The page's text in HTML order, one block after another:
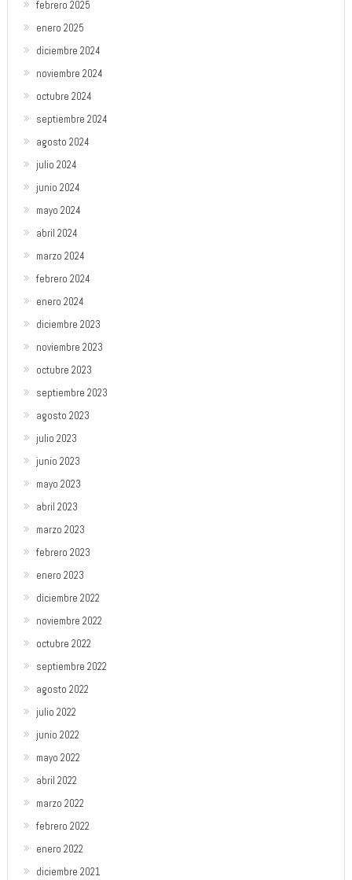
febrero 2025
enero 2025
diciembre 2024
noviembre 2024
octubre 2024
septiembre 2024
agosto 2024
julio 2024
junio 2024
mayo 2024
abril 2024
marzo 2024
febrero 2024
enero 2024
diciembre 2023
noviembre 2023
octubre 2023
septiembre 2023
agosto 2023
julio 2023
junio 2023
mayo 2023
abril 2023
marzo 2023
febrero 2023
enero 2023
diciembre 2022
noviembre 2022
octubre 2022
septiembre 2022
agosto 2022
julio 2022
junio 2022
mayo 2022
abril 2022
marzo 2022
febrero 2022
enero 2022
diciembre 2021